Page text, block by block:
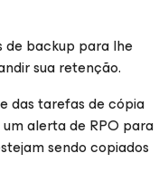
de backup para lhe
sua retenção.
das tarefas de cópia
alerta de RPO para
sendo copiados